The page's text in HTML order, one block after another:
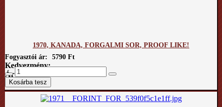
1970, KANADA, FORGALMI SOR, PROOF LIKE!
Fogyasztói ár:
5790 Ft
Kedvezmény:
Ár / kg: